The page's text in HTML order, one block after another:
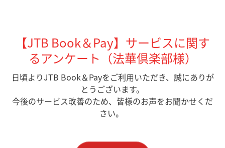
【JTB Book＆Pay】サービスに関す
るアンケート（法華倶楽部様）
日頃よりJTB Book＆Payをご利用いただき、誠にありが
とうございます。
今後のサービス改善のため、皆様のお声をお聞かせくだ
さい。